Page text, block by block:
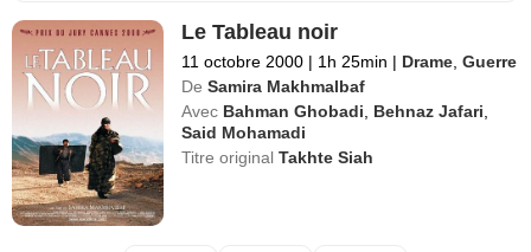
Le Tableau noir
11 octobre 2000 | 1h 25min | Drame ,Guerre
De Samira Makhmalbaf
Avec Bahman Ghobadi Behnaz Jafari
Said Mohamadi
Titre originalTakhte Siah